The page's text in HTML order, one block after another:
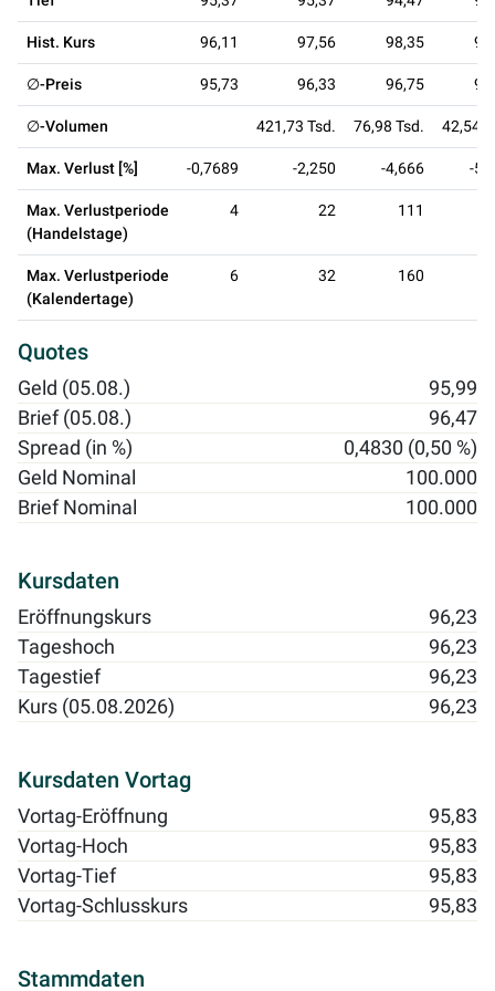
Hist. Kurs 96,11 97,56 98,35
∅-Preis 95,73 96,33 96,75
∅-Volumen 421,73 Tsd. 76,98 Tsd. 42,54
Max. Verlust [%] -0,7689 -2,250 -4,666 -
Max. Verlustperiode
(Handelstage)
4 22 111
Max. Verlustperiode
(Kalendertage)
6 32 160
Quotes
Geld (05.08.)
95,99
Brief (05.08.)
96,47
Spread (in %)
0,4830 (0,50 %)
Geld Nominal
100.000
Brief Nominal
100.000
Kursdaten
Eröffnungskurs
96,23
Tageshoch
96,23
Tagestief
96,23
Kurs (05.08.2026)
96,23
Kursdaten Vortag
Vortag-Eröffnung
95,83
Vortag-Hoch
95,83
Vortag-Tief
95,83
Vortag-Schlusskurs
95,83
Stammdaten